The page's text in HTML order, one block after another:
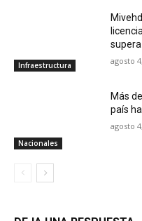
Infraestructura agosto
Nacionales
Más
país
agosto